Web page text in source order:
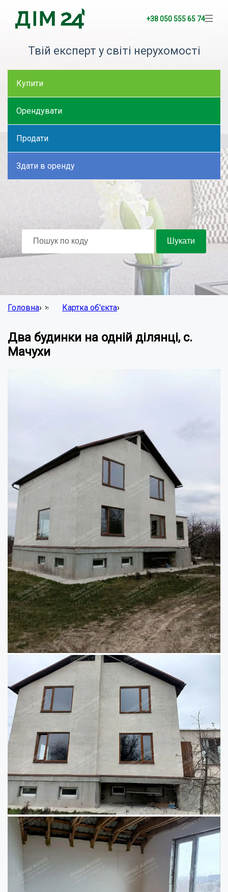
+38 050 555 65 74
Твій експерт у світі нерухомості
Купити
Орендувати
Продати
Здати в оренду
Головна› Картка об'єкта›
Два будинки на одній ділянці, с.
Мачухи